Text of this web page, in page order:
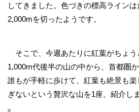
してきました。色づきの標高ラインは
2,000mを切ったようです。
そこで、今週あたりに紅葉がちょう
1,000m代後半の山の中から、首都圏
誰もが手軽に歩けて、紅葉も絶景も
ぎないという贅沢な山を1座、紹介しま